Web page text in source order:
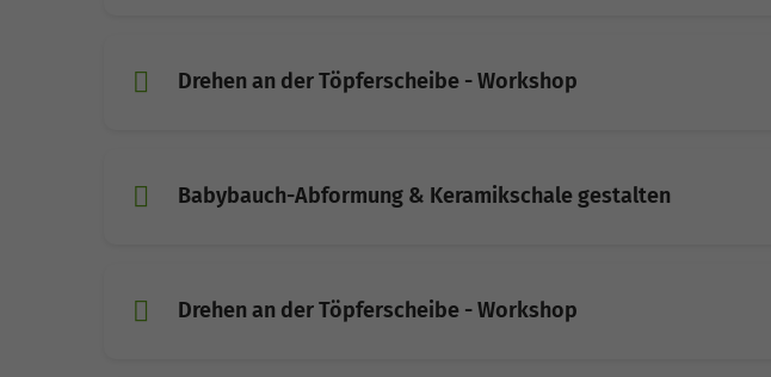
Drehen an der Töpferscheibe - Workshop
Babybauch-Abformung & Keramikschale gestalten
Drehen an der Töpferscheibe - Workshop